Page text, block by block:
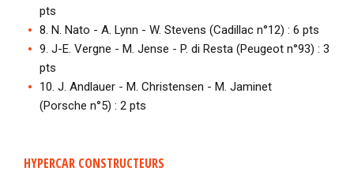
pts
8. N. Nato - A. Lynn - W. Stevens (Cadillac n°12) : 6 pts
9. J-E. Vergne - M. Jense - P. di Resta (Peugeot n°93) : 3
pts
10. J. Andlauer - M. Christensen - M. Jaminet
(Porsche n°5) : 2 pts
HYPERCAR CONSTRUCTEURS